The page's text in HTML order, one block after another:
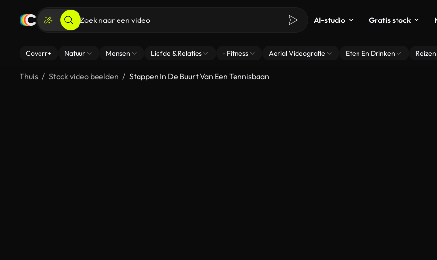
AI-studio Gratis stock
Coverr+ Natuur Mensen Liefde & Relaties - Fitness Aerial Videografie Eten En Drinken Reizen
Thuis Stock video beelden Stappen In De Buurt Van Een Tennisbaan